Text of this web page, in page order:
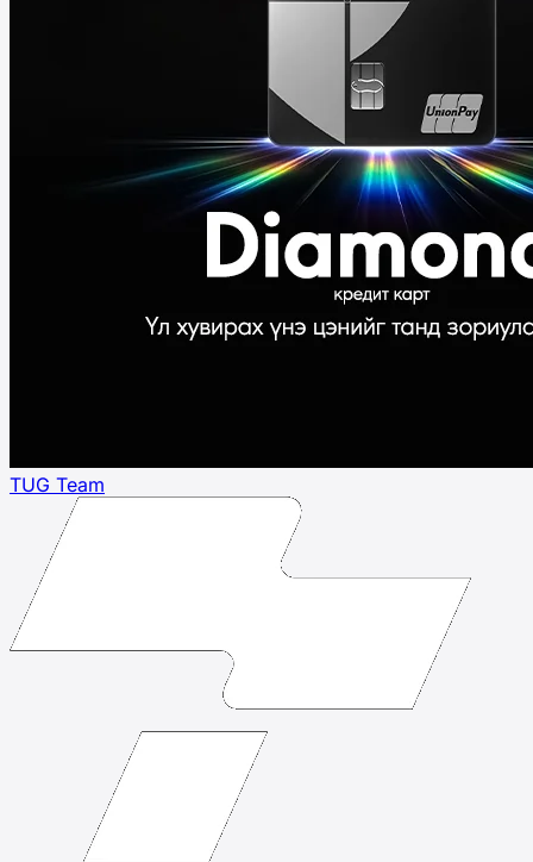
TUG Team